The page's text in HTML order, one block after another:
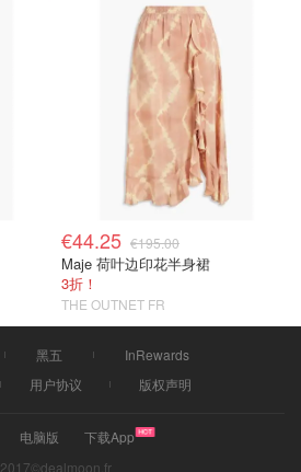
€44.25 €195.00
Maje 荷叶边印花半身裙
3折！
THE OUTNET FR
黑五
InRewards
用户协议 版权声明
电脑版
下载App
2017©dealmoon.fr